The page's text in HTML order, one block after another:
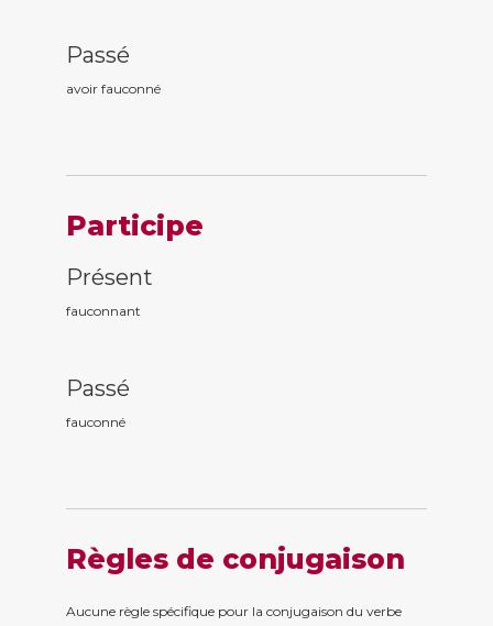
Passé
avoir fauconné
Participe
Présent
fauconnant
Passé
fauconné
Règles de conjugaison
Aucune règle spécifique pour la conjugaison du verbe